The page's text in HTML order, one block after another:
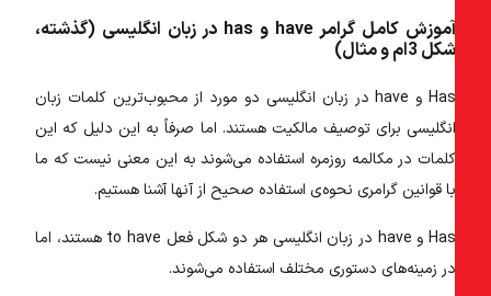
آموزش کامل گرامر have و has در زبان انگلیسی (گذشته،
شکل 3ام و مثال)
وhave در زبان انگلیسی
دو مورد از محبوب‌ترین کلمات زبان
انگلیسی برای توصیف مالکیت هستند. اما صرفاً به این دلیل که این
کلمات در مکالمه روزمره استفاده می‌شوند به این معنی نیست که ما
با قوانین گرامری نحوه‌ی استفاده صحیح از آنها آشنا هستیم.
Has و have در زبان انگلیسی هر دو شکل فعل to have هستند، اما
در زمینه‌های دستوری مختلف استفاده می‌شوند.